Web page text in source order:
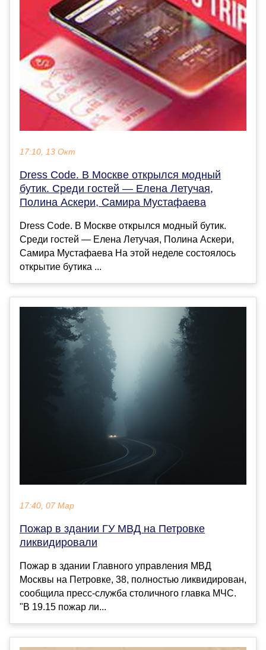
17:10, 13 Окт
Dress Code. В Москве открылся модный
бутик. Среди гостей — Елена Летучая,
Полина Аскери, Самира Мустафаева
Dress Code. В Москве открылся модный бутик.
Среди гостей — Елена Летучая, Полина Аскери,
Самира Мустафаева На этой неделе состоялось
открытие бутика ...
17:40, 07 Мар
Пожар в здании ГУ МВД на Петровке
ликвидировали
Пожар в здании Главного управления МВД
Москвы на Петровке, 38, полностью ликвидирован,
сообщила пресс-служба столичного главка МЧС.
"В 19.15 пожар ли...